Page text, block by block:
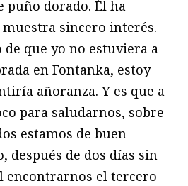
puño dorado. Él ha
sincero interés.
de que yo no estuviera a
en Fontanka, estoy
añoranza. Y es que a
para saludarnos, sobre
estamos de buen
después de dos días sin
encontrarnos el tercero